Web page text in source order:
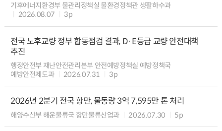
기후에너지환경부 물관리정책실 물환경정책관 생활하수과
2026.08.07
3p
전국 노후교량 정부 합동점검 결과, D·E등급 교량 안전대책
추진
행정안전부 재난안전관리본부 안전예방정책실 예방정책국
예방안전제도과
2026.07.31 3p
2026년 2분기 전국 항만, 물동량 3억 7,595만 톤 처리
해양수산부 해운물류국 항만물류산업과 2026.07.30 5p